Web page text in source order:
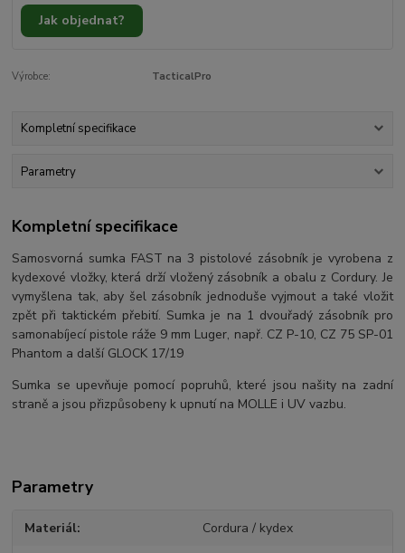
Jak objednat?
Výrobce: TacticalPro
Kompletní specifikace
Parametry
Kompletní specifikace
Samosvorná sumka FAST na 3 pistolové zásobník je vyrobena z
kydexové vložky, která drží vložený zásobník a obalu z Cordury. Je
vymyšlena tak, aby šel zásobník jednoduše vyjmout a také vložit
zpět při taktickém přebití. Sumka je na 1 dvouřadý zásobník pro
samonabíjecí pistole ráže 9 mm Luger, např. CZ P-10, CZ 75 SP-01
Phantom a další GLOCK 17/19
Sumka se upevňuje pomocí popruhů, které jsou našity na zadní
straně a jsou přizpůsobeny k upnutí na MOLLE i UV vazbu.
Parametry
Materiál Cordura / kydex